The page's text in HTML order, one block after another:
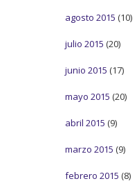
agosto 2015 (10)
julio 2015 (20)
junio 2015 (17)
mayo 2015 (20)
abril 2015 (9)
marzo 2015 (9)
febrero 2015 (8)